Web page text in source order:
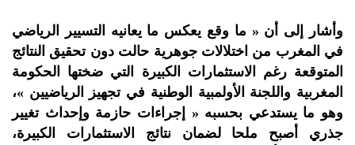
وأشار إلى أن « ما وقع يعكس ما يعانيه التسيير الرياضي
في المغرب من اختلالات جوهرية حالت دون تحقيق النتائج
المتوقعة رغم الاستثمارات الكبيرة التي ضختها الحكومة
المغربية واللجنة الأولمبية الوطنية في تجهيز الرياضيين »،
وهو ما يستدعي بحسبه « إجراءات حازمة وإحداث تغيير
جذري أصبح ملحا لضمان نتائج الاستثمارات الكبيرة،